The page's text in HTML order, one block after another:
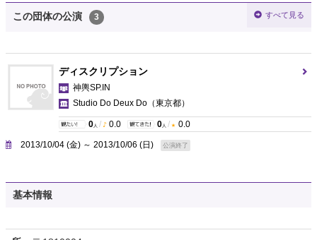
この団体の公演 3 すべて見る
ディスクリプション
神輿SP.IN
Studio Do Deux Do （東京都）
0 人 / 0.0 0 人 / 0.0
2013/10/04 (金) ～ 2013/10/06 (日) 公演終了
基本情報